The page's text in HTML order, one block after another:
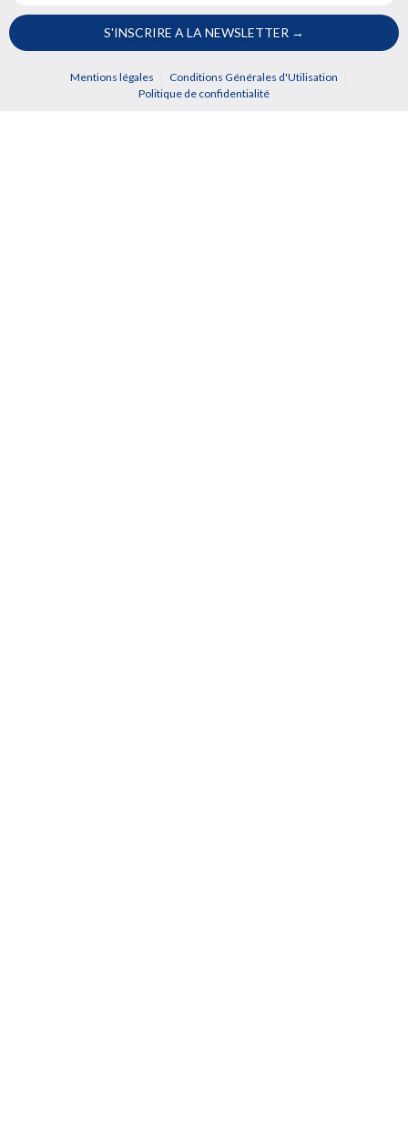
S'INSCRIRE A LA NEWSLETTER →
Mentions légales
Conditions Générales d'Utilisation
Politique de confidentialité